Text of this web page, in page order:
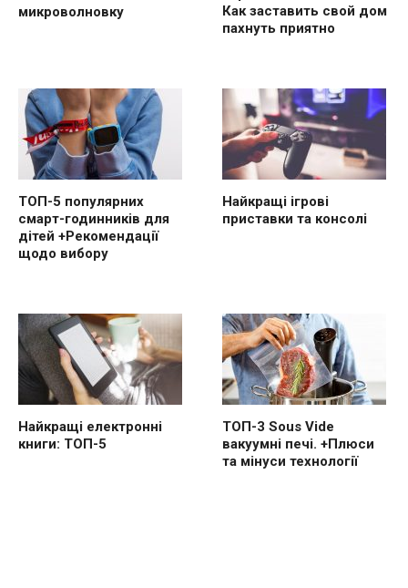
микроволновку
Как заставить свой дом
пахнуть приятно
ТОП-5 популярних
смарт-годинників для
дітей +Рекомендації
щодо вибору
Найкращі ігрові
приставки та консолі
Найкращі електронні
книги: ТОП-5
ТОП-3 Sous Vide
вакуумні печі. +Плюси
та мінуси технології